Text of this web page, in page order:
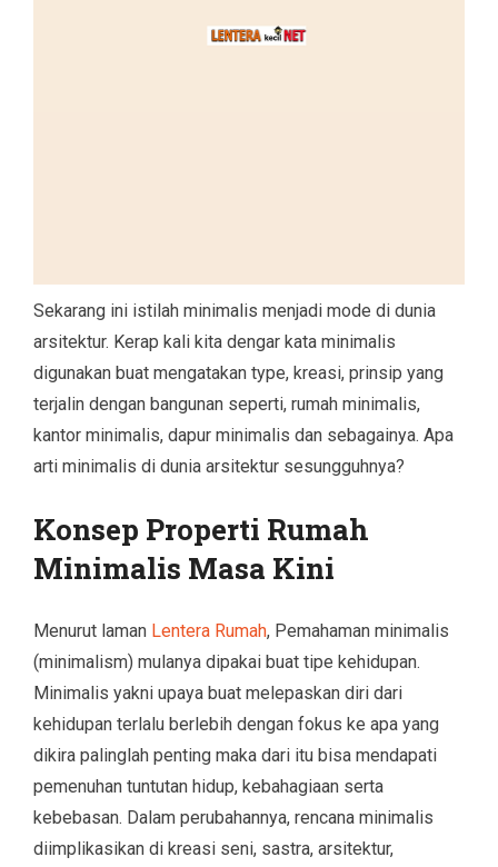
Sekarang ini istilah minimalis menjadi mode di dunia
arsitektur. Kerap kali kita dengar kata minimalis
digunakan buat mengatakan type, kreasi, prinsip yang
terjalin dengan bangunan seperti, rumah minimalis,
kantor minimalis, dapur minimalis dan sebagainya. Apa
arti minimalis di dunia arsitektur sesungguhnya?
Konsep Properti Rumah
Minimalis Masa Kini
Menurut laman Lentera Rumah, Pemahaman minimalis
(minimalism) mulanya dipakai buat tipe kehidupan.
Minimalis yakni upaya buat melepaskan diri dari
kehidupan terlalu berlebih dengan fokus ke apa yang
dikira palinglah penting maka dari itu bisa mendapati
pemenuhan tuntutan hidup, kebahagiaan serta
kebebasan. Dalam perubahannya, rencana minimalis
diimplikasikan di kreasi seni, sastra, arsitektur,